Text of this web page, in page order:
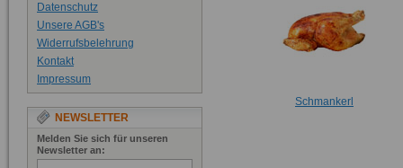
Schmankerl
Datenschutz
Unsere AGB's
Widerrufsbelehrung
Kontakt
Impressum
NEWSLETTER
Melden Sie sich für unseren
Newsletter an: